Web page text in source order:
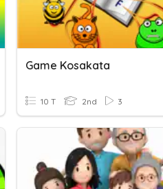
Game Kosakata
10 T 2nd 3